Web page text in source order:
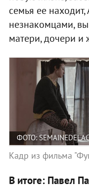
семья ее
незнакомцами,
матери, дочери и
ФОТО:
Кадр из фильма
В итоге: Павел